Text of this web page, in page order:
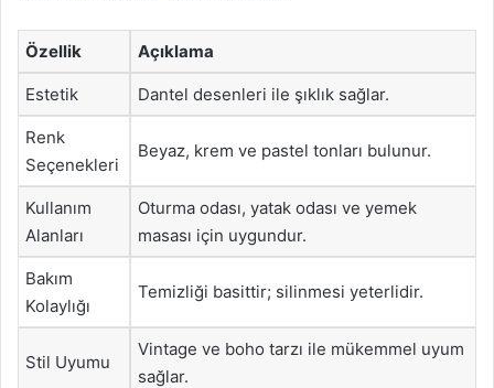
Özellik Açıklama
Estetik Dantel desenleri ile şıklık sağlar.
Renk
Seçenekleri
Beyaz, krem ve pastel tonları bulunur.
Kullanım
Alanları
Oturma odası, yatak odası ve yemek
masası için uygundur.
Bakım
Kolaylığı
Temizliği basittir; silinmesi yeterlidir.
Stil Uyumu
Vintage ve boho tarzı ile mükemmel uyum
sağlar.